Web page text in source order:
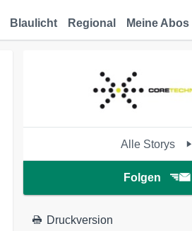
Blaulicht Regional Meine Abos
Alle Storys
Folgen
Druckversion